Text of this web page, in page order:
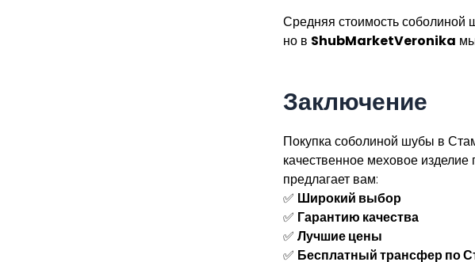
Средняя стоимость
но в ShubMarketVeronika
Заключение
Покупка соболиной шубы в
качественное меховое
предлагает вам:
✅ Широкий выбор
✅ Гарантию качества
✅ Лучшие цены
✅ Бесплатный трансфер по